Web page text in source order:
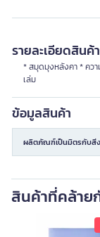
รายละเอียดสินค้า
* สมุดมุงหลังคา * คว
เล่ม
ข้อมูลสินค้า
ผลิตภัณฑ์เป็นมิตรกับสิ่
สินค้าที่คล้าย